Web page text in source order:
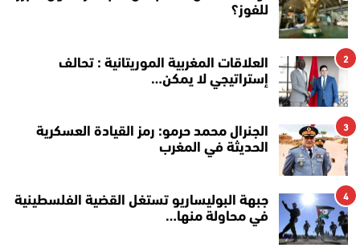
للفوز؟
2
العلاقات المغربية الموريتانية : تحالف
إستراتيجي لا يمكن…
3
الجنرال محمد حرمو: رمز القيادة العسكرية
الحديثة في المغرب
4
جبهة البوليساريو تستغل القضية الفلسطينية
في محاولة منها…